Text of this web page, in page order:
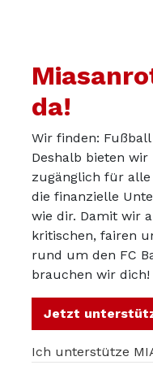
schnelleren
UWCL nächste
und sie gewinnen.
Ich komm auf dich
Ich finde die
allein durch eine
Absolut richtig. Habe
nicht gelesen.
wollen nicht einfach
da!
Wir finden:
Deshalb bieten
zugänglich für
die finanzielle
wie dir. Damit wir
kritischen, fairen
rund um den FC
brauchen wir dich!
Jetzt
Ich unterstütze